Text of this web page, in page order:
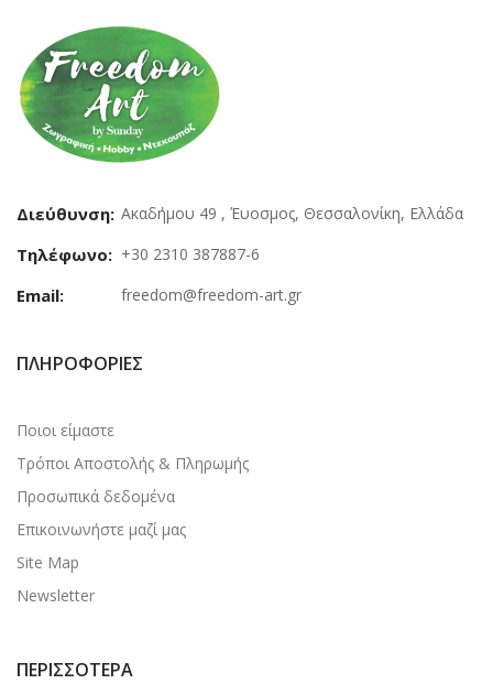
Διεύθυνση: Ακαδήμου 49 , Έυοσμος, Θεσσαλονίκη, Ελλάδα
Τηλέφωνο: +30 2310 387887-6
Email: freedom@freedom-art.gr
ΠΛΗΡΟΦΟΡΊΕΣ
Ποιοι είμαστε
Τρόποι Αποστολής & Πληρωμής
Προσωπικά δεδομένα
Επικοινωνήστε μαζί μας
Site Map
Newsletter
ΠΕΡΙΣΣΌΤΕΡΑ